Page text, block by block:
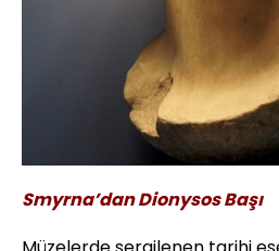
Smyrna’dan Dionysos Başı